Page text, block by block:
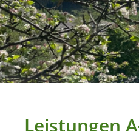
Leistungen